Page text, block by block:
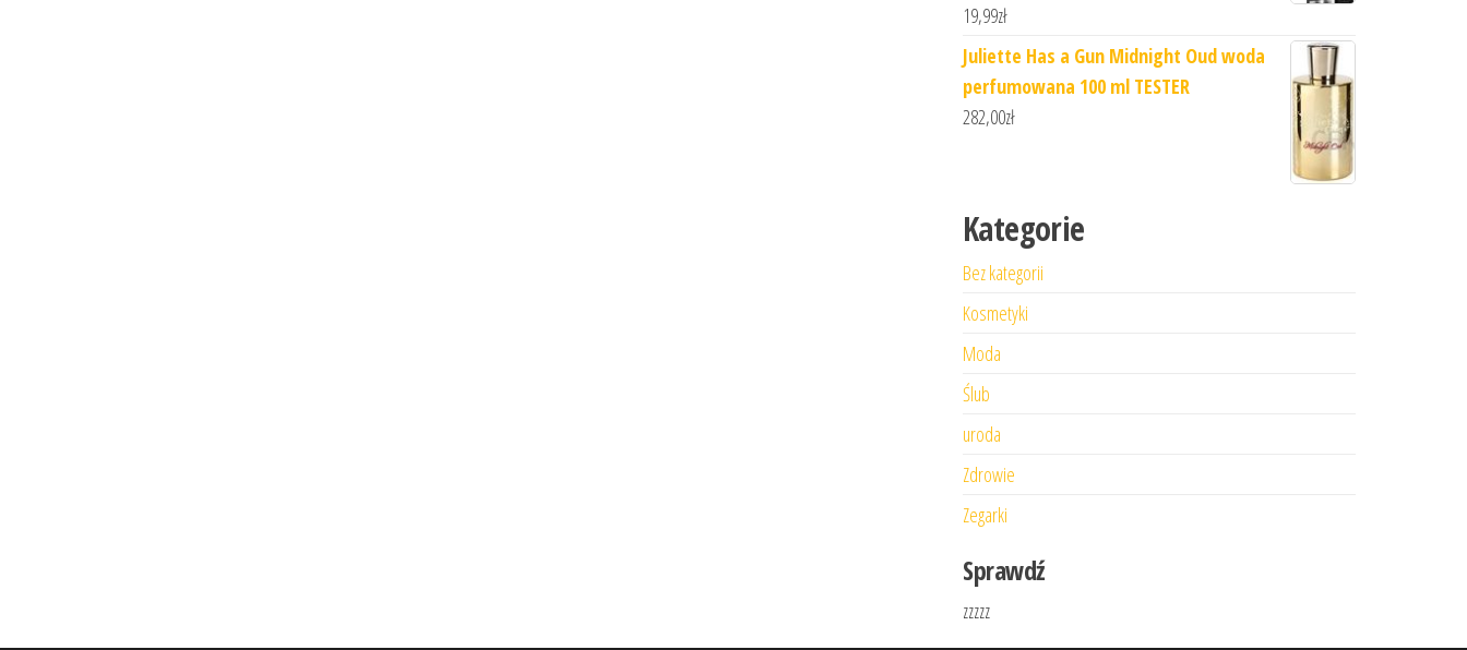
19,99zł
Juliette Has a Gun Midnight Oud woda
perfumowana 100 ml TESTER
282,00zł
Kategorie
Bez kategorii
Kosmetyki
Moda
Ślub
uroda
Zdrowie
Zegarki
Sprawdź
zzzzz